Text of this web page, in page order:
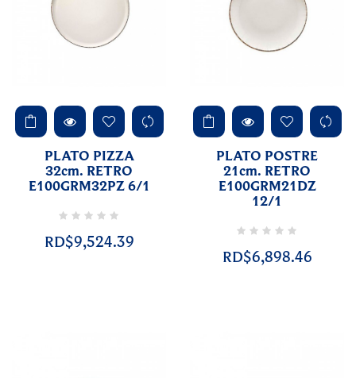
PLATO PIZZA
32cm. RETRO
E100GRM32PZ 6/1
RD$9,524.39
PLATO POSTRE
21cm. RETRO
E100GRM21DZ
12/1
RD$6,898.46